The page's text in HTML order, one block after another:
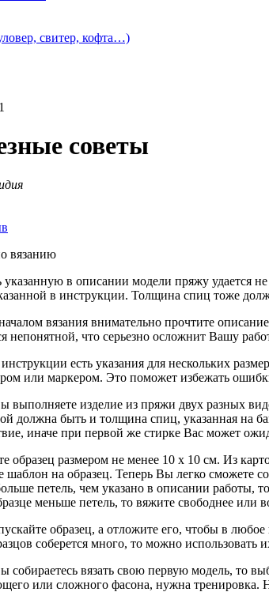
свитер, кофта…)
советы
вязанию
указанную в описании модели пряжу удается
в инструкции. Толщина спиц тоже
вязания внимательно прочтите
непонятной, что серьезно осложнит Вашу
есть указания для нескольких
или маркером. Это поможет избежать
выполняете изделие из пряжи двух разных
должна быть и толщина спиц, указанная на
иначе при первой же стирке Вас может
образец размером не менее 10 х 10 см. Из
шаблон на образец. Теперь Вы легко сможете
петель, чем указано в описании работы,
меньше петель, то вяжите свободнее или
образец, а отложите его, чтобы в
соберется много, то можно использовать
собираетесь вязать свою первую модель, то
или сложного фасона, нужна тренировка.